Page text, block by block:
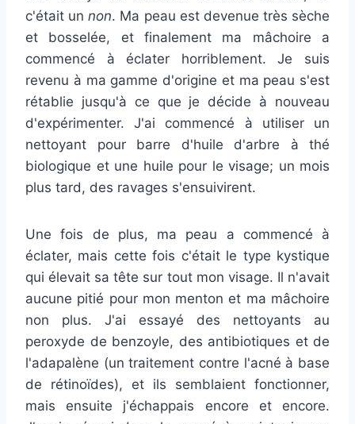
c'était unnon. Ma peau est devenue très sèche
et bosselée, et finalement ma mâchoire a
commencé à éclater horriblement. Je suis
revenu à ma gamme d'origine et ma peau s'est
rétablie jusqu'à ce que je décide à nouveau
d'expérimenter. J'ai commencé à utiliser un
nettoyant pour barre d'huile d'arbre à thé
biologique et une huile pour le visage; un mois
plus tard, des ravages s'ensuivirent.
Une fois de plus, ma peau a commencé à
éclater, mais cette fois c'était le type kystique
qui élevait sa tête sur tout mon visage. Il n'avait
aucune pitié pour mon menton et ma mâchoire
non plus. J'ai essayé des nettoyants au
peroxyde de benzoyle, des antibiotiques et de
l'adapalène (un traitement contre l'acné à base
de rétinoïdes), et ils semblaient fonctionner,
mais ensuite j'échappais encore et encore.